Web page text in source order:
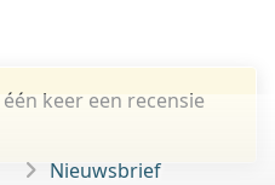
keer een recensie
Nieuwsbrief